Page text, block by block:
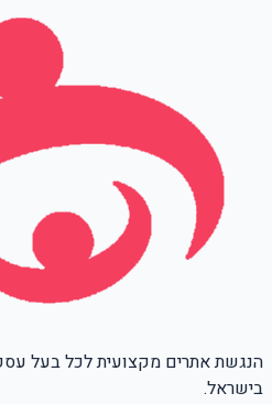
בישראל.